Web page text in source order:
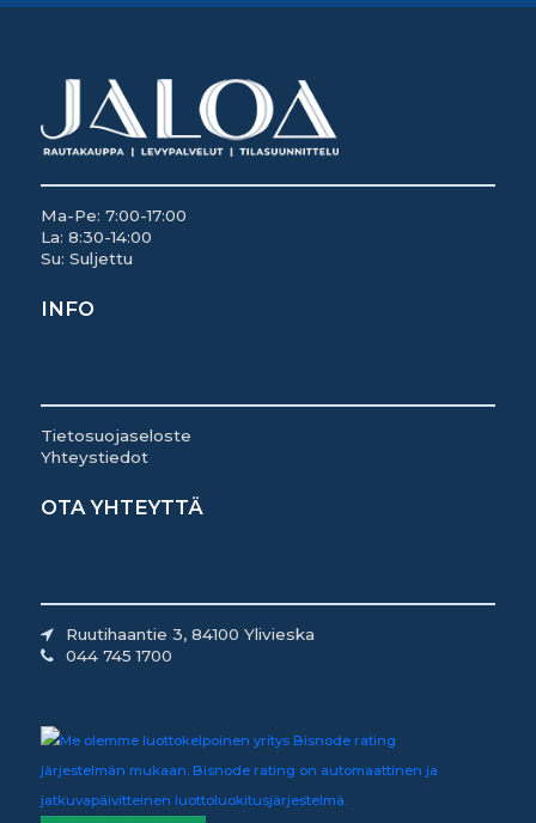
Ma-Pe: 7:00-17:00
La: 8:30-14:00
Su: Suljettu
INFO
Tietosuojaseloste
Yhteystiedot
OTA YHTEYTTÄ
Ruutihaantie 3, 84100 Ylivieska
044 745 1700